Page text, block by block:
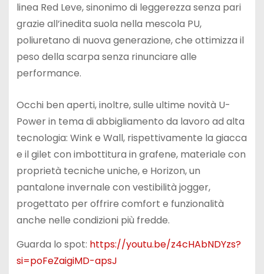
linea Red Leve, sinonimo di leggerezza senza pari
grazie all’inedita suola nella mescola PU,
poliuretano di nuova generazione, che ottimizza il
peso della scarpa senza rinunciare alle
performance.
Occhi ben aperti, inoltre, sulle ultime novità U-
Power in tema di abbigliamento da lavoro ad alta
tecnologia: Wink e Wall, rispettivamente la giacca
e il gilet con imbottitura in grafene, materiale con
proprietà tecniche uniche, e Horizon, un
pantalone invernale con vestibilità jogger,
progettato per offrire comfort e funzionalità
anche nelle condizioni più fredde.
Guarda lo spot: https://youtu.be/z4cHAbNDYzs?
si=poFeZaigiMD-apsJ